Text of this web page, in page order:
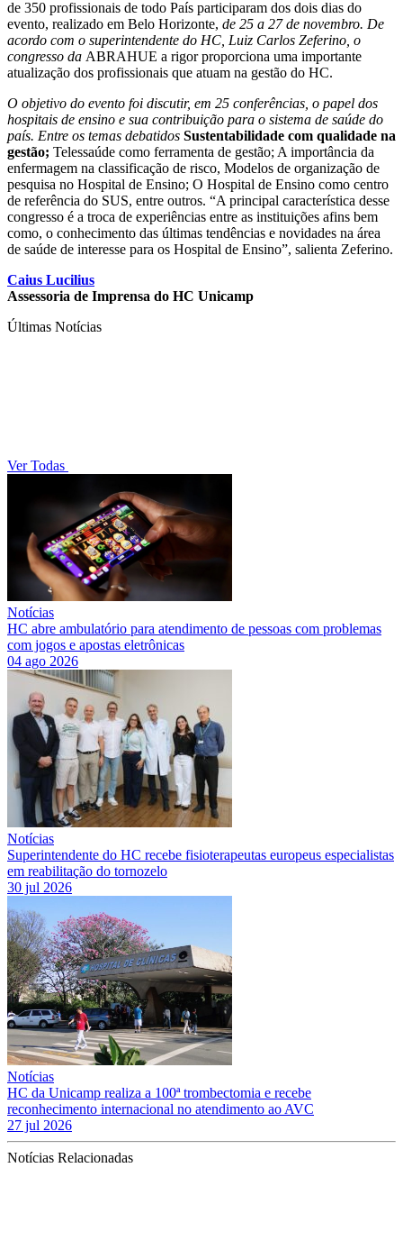
de 350 profissionais de todo País participaram dos dois dias do
evento, realizado em Belo Horizonte, de 25 a 27 de novembro. De
acordo com o superintendente do HC, Luiz Carlos Zeferino, o
congresso da ABRAHUE a rigor proporciona uma importante
atualização dos profissionais que atuam na gestão do HC.
O objetivo do evento foi discutir, em 25 conferências, o papel dos
hospitais de ensino e sua contribuição para o sistema de saúde do
país. Entre os temas debatidos Sustentabilidade com qualidade na
gestão; Telessaúde como ferramenta de gestão; A importância da
enfermagem na classificação de risco, Modelos de organização de
pesquisa no Hospital de Ensino; O Hospital de Ensino como centro
de referência do SUS, entre outros. “A principal característica desse
congresso é a troca de experiências entre as instituições afins bem
como, o conhecimento das últimas tendências e novidades na área
de saúde de interesse para os Hospital de Ensino”, salienta Zeferino.
Caius Lucilius
Assessoria de Imprensa do HC Unicamp
Últimas Notícias
Ver Todas
Notícias
HC abre ambulatório para atendimento de pessoas com problemas
com jogos e apostas eletrônicas
04 ago 2026
Notícias
Superintendente do HC recebe fisioterapeutas europeus especialistas
em reabilitação do tornozelo
30 jul 2026
Notícias
HC da Unicamp realiza a 100ª trombectomia e recebe
reconhecimento internacional no atendimento ao AVC
27 jul 2026
Notícias Relacionadas